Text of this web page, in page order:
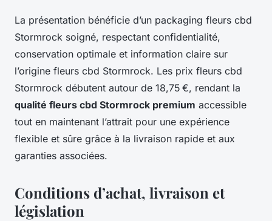
La présentation bénéficie d’un packaging fleurs cbd
Stormrock soigné, respectant confidentialité,
conservation optimale et information claire sur
l’origine fleurs cbd Stormrock. Les prix fleurs cbd
Stormrock débutent autour de 18,75 €, rendant la
qualité fleurs cbd Stormrock premium accessible
tout en maintenant l’attrait pour une expérience
flexible et sûre grâce à la livraison rapide et aux
garanties associées.
Conditions d’achat, livraison et
législation